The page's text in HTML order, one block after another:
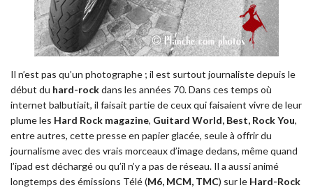
Il n’est pas qu’un photographe ; il est surtout journaliste depuis le
début du hard-rockdans les années 70. Dans ces temps où
internet balbutiait, il faisait partie de ceux qui faisaient vivre de leur
plume les Hard Rock magazine, Guitard World, Best, Rock You,
entre autres, cette presse en papier glacée, seule à offrir du
journalisme avec des vrais morceaux d’image dedans, même quand
l’ipad est déchargé ou qu’il n’y a pas de réseau. Il a aussi animé
longtemps des émissions Télé (M6, MCM, TMC) sur le Hard-Rock